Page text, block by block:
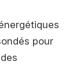
pour